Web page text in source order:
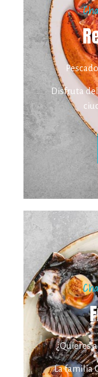
Disfruta
¿Quieres
La familia